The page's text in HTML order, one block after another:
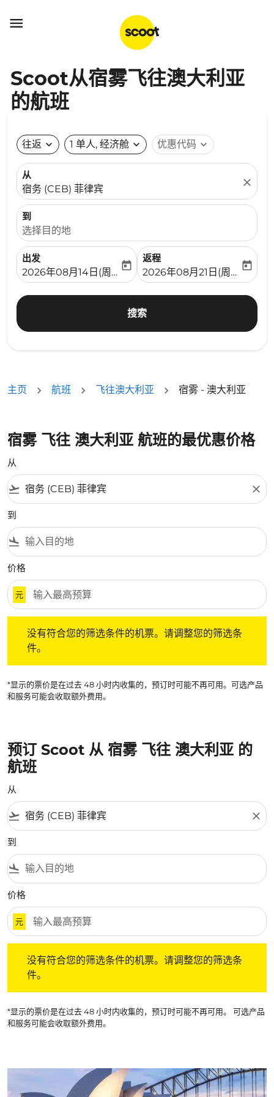

Scoot从宿雾飞往澳大利亚
的航班
往返 expand_more 1 单人, 经济舱 expand_more 优惠代码 expand_more
从
宿务 (CEB) 菲律宾
close
到
选择目的地
出发
fc-booking-departure-date-aria-label
2026年08月14日(周五)
today
返程
fc-booking-return-date-
2026年08月21日(周五)
today
搜索
主页 航班 飞往澳大利亚 宿雾 - 澳大利亚
宿雾 飞往 澳大利亚 航班的最优惠价格
从
flight_takeoff close
到
flight_land
价格
元
没有符合您的筛选条件的机票。请调整您的筛选条
件。
*显示的票价是在过去 48 小时内收集的，预订时可能不再可用。可选产品
和服务可能会收取额外费用。
预订 Scoot 从 宿雾 飞往 澳大利亚 的
航班
从
flight_takeoff close
到
flight_land
价格
元
没有符合您的筛选条件的机票。请调整您的筛选条
件。
*显示的票价是在过去 48 小时内收集的，预订时可能不再可用。 可选产品
和服务可能会收取额外费用。